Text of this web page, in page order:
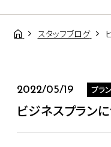
スタッフブログ
2022/05/19 プラン
ビジネスプラン